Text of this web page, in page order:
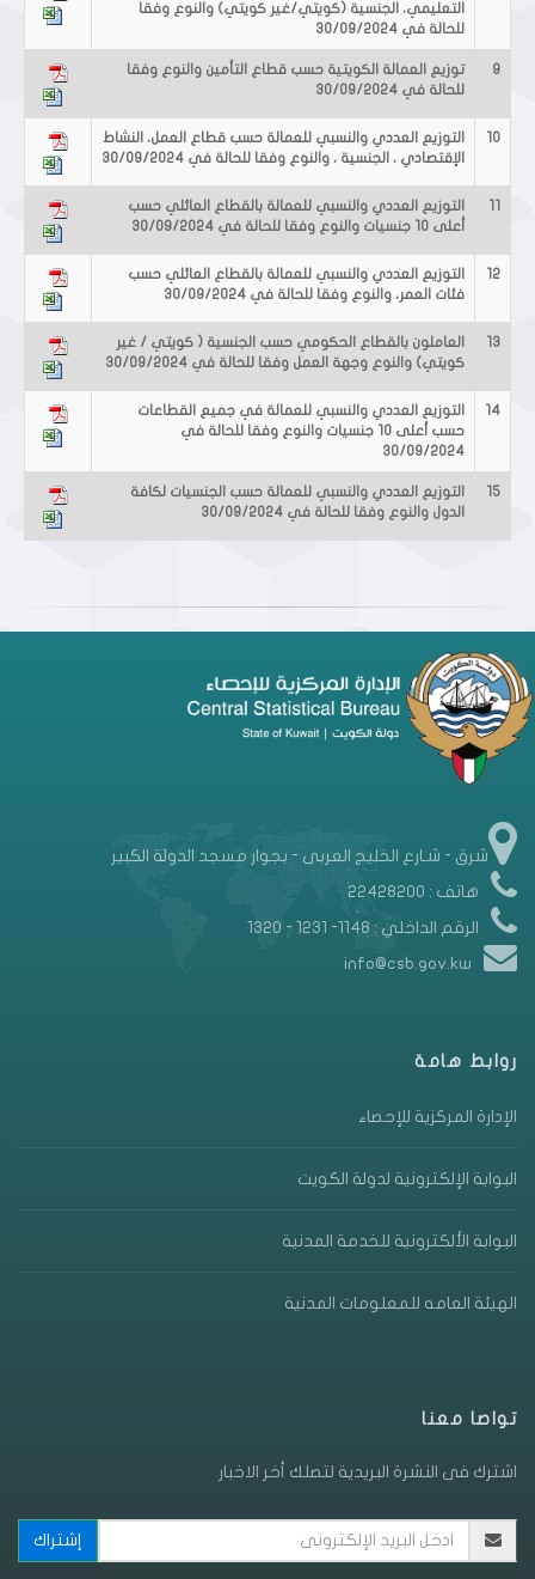
التعليمي، الجنسية (كويتي/غير كويتي) والنوع وفقا
للحالة في 30/09/2024
9
توزيع العمالة الكويتية حسب قطاع التأمين والنوع وفقا
للحالة في 30/09/2024
10
التوزيع العددي والنسبي للعمالة حسب قطاع العمل، النشاط
الإقتصادي ، الجنسية ، والنوع وفقا للحالة في 30/09/2024
11
التوزيع العددي والنسبي للعمالة بالقطاع العائلي حسب
أعلى 10 جنسيات والنوع وفقا للحالة في 30/09/2024
12
التوزيع العددي والنسبي للعمالة بالقطاع العائلي حسب
فئات العمر، والنوع وفقا للحالة في 30/09/2024
13
العاملون بالقطاع الحكومي حسب الجنسية ( كويتي / غير
كويتي) والنوع وجهة العمل وفقا للحالة في 30/09/2024
14
التوزيع العددي والنسبي للعمالة في جميع القطاعات
حسب أعلى 10 جنسيات والنوع وفقا للحالة في
30/09/2024
15
التوزيع العددي والنسبي للعمالة حسب الجنسيات لكافة
الدول والنوع وفقا للحالة في 30/09/2024
شرق - شـارع الخليج العربى - بجوار مسجد الدولة الكبير
هاتف : 22428200
الرقم الداخلي : 1148- 1231 - 1320
info@csb.gov.kw
روابط هامة
الإدارة المركزية للإحصاء
البوابة الإلكترونية لدولة الكويت
البوابة الألكترونية للخدمة المدنية
الهيئة العامه للمعلومات المدنية
تواصا معنا
اشترك فى النشرة البريدية لتصلك أخر الاخبار